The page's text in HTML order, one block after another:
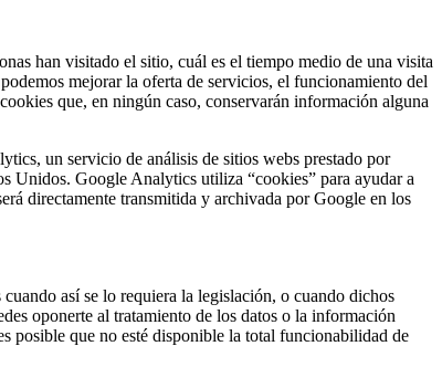
han visitado el sitio, cuál es el tiempo medio de una visita
mejorar la oferta de servicios, el funcionamiento del
que, en ningún caso, conservarán información alguna
un servicio de análisis de sitios webs prestado por
Google Analytics utiliza “cookies” para ayudar a
directamente transmitida y archivada por Google en los
así se lo requiera la legislación, o cuando dichos
oponerte al tratamiento de los datos o la información
posible que no esté disponible la total funcionabilidad de